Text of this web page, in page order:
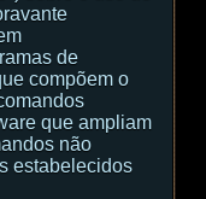
de
compõem o
que ampliam
não
estabelecidos